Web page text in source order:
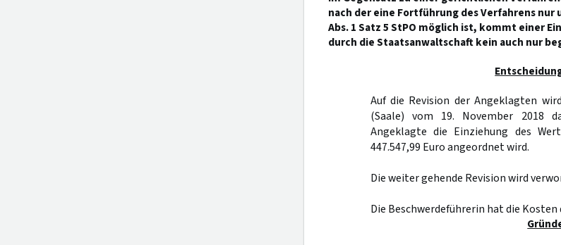
nach der eine Fortführung des Verfahrens nur
Abs. 1 Satz 5 StPO möglich ist, kommt einer
durch die Staatsanwaltschaft kein auch nur
Auf die Revision der Angeklagten
(Saale) vom 19. November 2018
Angeklagte die Einziehung des
447.547,99 Euro angeordnet wird.
Die weiter gehende Revision wird
Die Beschwerdeführerin hat die